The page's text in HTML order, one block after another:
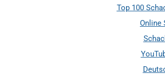
Top 100
Online